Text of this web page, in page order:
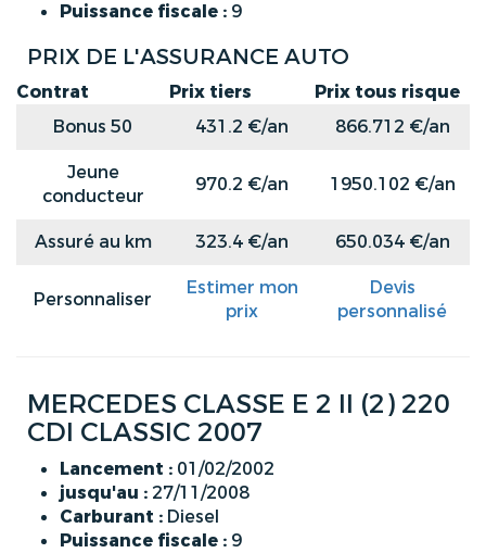
Puissance fiscale : 9
PRIX DE L'ASSURANCE AUTO
Contrat Prix tiers
Prix tous risque
Bonus 50
431.2 €/an
866.712 €/an
Jeune
conducteur
970.2 €/an 1950.102 €/an
Assuré au km 323.4 €/an 650.034 €/an
Personnaliser
Estimer mon
prix
Devis
personnalisé
MERCEDES CLASSE E 2 II (2) 220
CDI CLASSIC 2007
Lancement : 01/02/2002
jusqu'au : 27/11/2008
Carburant : Diesel
Puissance fiscale : 9